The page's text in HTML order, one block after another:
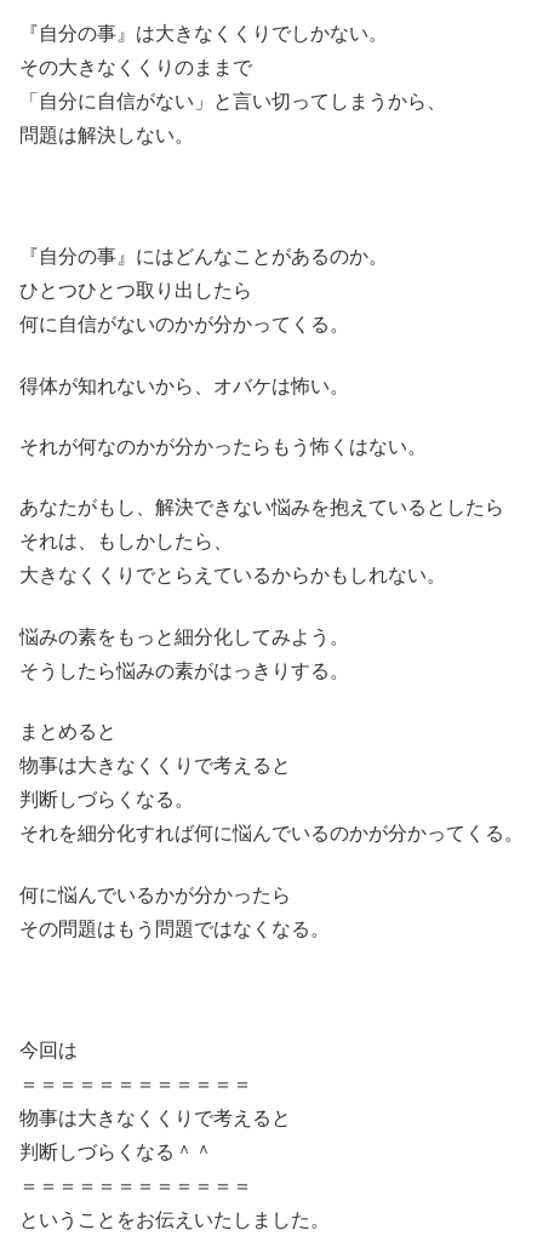
『自分の事』は大きなくくりでしかない。
その大きなくくりのままで
「自分に自信がない」と言い切ってしまうから、
問題は解決しない。
『自分の事』にはどんなことがあるのか。
ひとつひとつ取り出したら
何に自信がないのかが分かってくる。
得体が知れないから、オバケは怖い。
それが何なのかが分かったらもう怖くはない。
あなたがもし、解決できない悩みを抱えているとしたら
それは、もしかしたら、
大きなくくりでとらえているからかもしれない。
悩みの素をもっと細分化してみよう。
そうしたら悩みの素がはっきりする。
まとめると
物事は大きなくくりで考えると
判断しづらくなる。
それを細分化すれば何に悩んでいるのかが分かってくる。
何に悩んでいるかが分かったら
その問題はもう問題ではなくなる。
今回は
＝＝＝＝＝＝＝＝＝＝＝＝
物事は大きなくくりで考えると
判断しづらくなる＾＾
＝＝＝＝＝＝＝＝＝＝＝＝
ということをお伝えいたしました。